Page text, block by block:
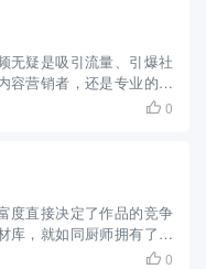
无疑是吸引流量、引爆社
容营销者，还是专业的影
作品成败的决定性作用。
 0
度直接决定了作品的竞争
库，就如同厨师拥有了丰
。今天要为大家推荐的，
 0